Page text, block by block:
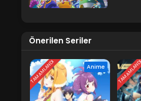
Önerilen Seriler
TAMAMLANDI Anime